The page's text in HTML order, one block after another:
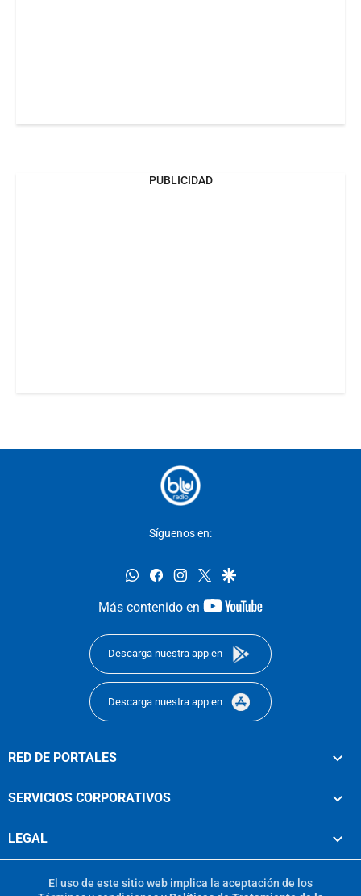
PUBLICIDAD
Síguenos en:
whatsappfacebookinstagram
twittergoogle
Más contenido en
youtube-
Descarga nuestra app en
Descarga nuestra app en
RED DE PORTALES
SERVICIOS CORPORATIVOS
LEGAL
El uso de este sitio web implica la aceptación de los